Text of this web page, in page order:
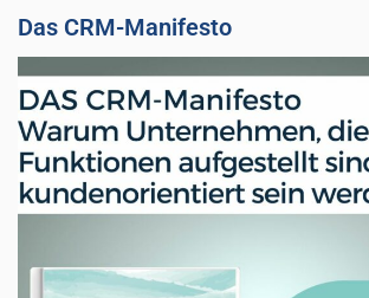
Das CRM-Manifesto